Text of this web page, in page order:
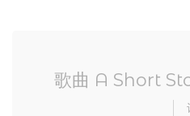
歌曲 A Short